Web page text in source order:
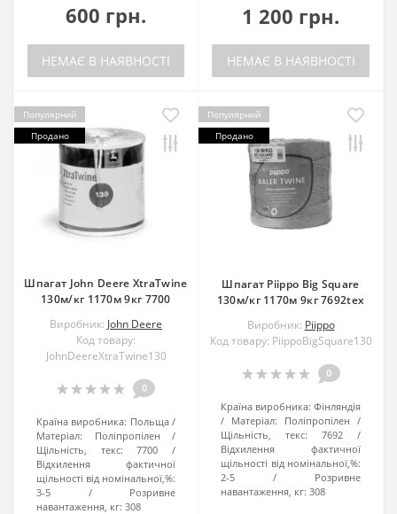
600 грн.
НЕМАЄ В НАЯВНОСТІ
1 200 грн.
НЕМАЄ В НАЯВНОСТІ
Популярний
Продано
Шпагат John Deere XtraTwine
130м/кг 1170м 9кг 7700
Виробник: John Deere
Код товару:
JohnDeereXtraTwine130
0
Країна виробника: Польща
Матеріал:
Поліпропілен
Щільність, текс:
7700
Відхилення фактичної
щільності від номінальної,%:
3-5
Розривне
навантаження, кг: 308
Популярний
Продано
Шпагат Piippo Big Square
130м/кг 1170м 9кг 7692tex
Виробник: Piippo
Код товару: PiippoBigSquare130
0
Країна виробника: Фінляндія
Матеріал:
Поліпропілен
Щільність, текс:
7692
Відхилення фактичної
щільності від номінальної,%:
2-5
Розривне
навантаження, кг: 308